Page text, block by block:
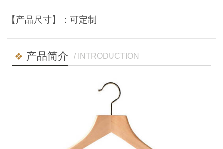
【产品尺寸】：可定制
产品简介 / INTRODUCTION